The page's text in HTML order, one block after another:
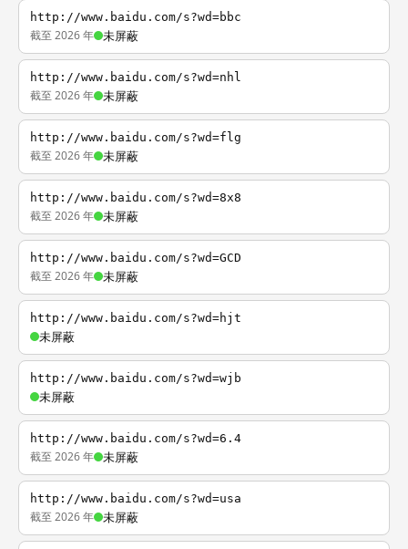
http://www.baidu.com/s?wd=bbc
截至 2026 年 未屏蔽
http://www.baidu.com/s?wd=nhl
截至 2026 年 未屏蔽
http://www.baidu.com/s?wd=flg
截至 2026 年 未屏蔽
http://www.baidu.com/s?wd=8x8
截至 2026 年 未屏蔽
http://www.baidu.com/s?wd=GCD
截至 2026 年 未屏蔽
http://www.baidu.com/s?wd=hjt
未屏蔽
http://www.baidu.com/s?wd=wjb
未屏蔽
http://www.baidu.com/s?wd=6.4
截至 2026 年 未屏蔽
http://www.baidu.com/s?wd=usa
截至 2026 年 未屏蔽